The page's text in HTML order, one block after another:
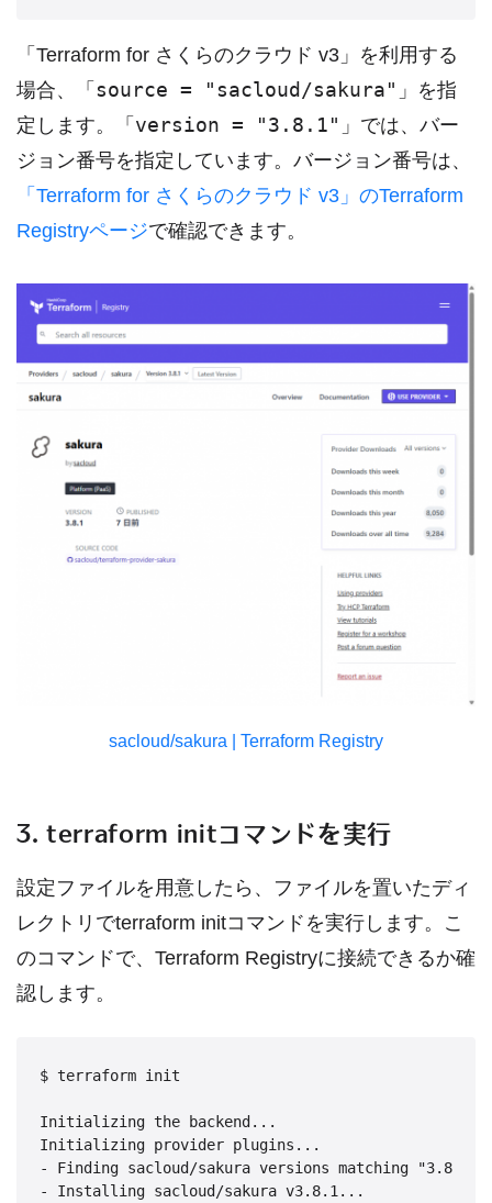
「Terraform for さくらのクラウド v3」を利用する
場合、「 source = "sacloud/sakura" 」を指
定します。「 version = "3.8.1" 」では、バー
ジョン番号を指定しています。バージョン番号は、
「Terraform for さくらのクラウド v3」のTerraform
Registryページで確認できます。
sacloud/sakura | Terraform Registry
3. terraform initコマンドを実行
設定ファイルを用意したら、ファイルを置いたディ
レクトリでterraform initコマンドを実行します。こ
のコマンドで、Terraform Registryに接続できるか確
認します。
$ terraform init
Initializing the backend...
Initializing provider plugins...
- Finding sacloud/sakura versions matching
- Installing sacloud/sakura v3.8.1...